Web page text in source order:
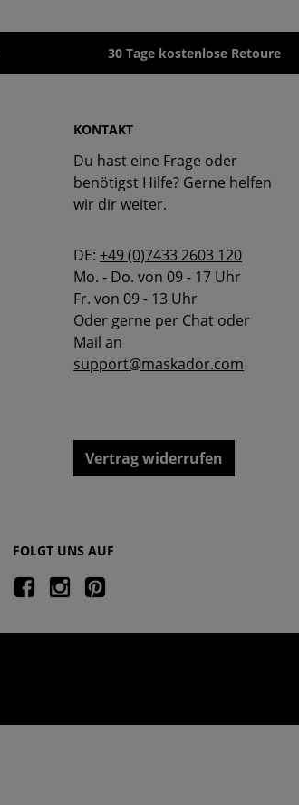
30 Tage kostenlose Retoure
KONTAKT
Du hast eine Frage oder
benötigst Hilfe? Gerne helfen
wir dir weiter.
DE:+49 (0)7433 2603 120
Mo. - Do. von 09 - 17 Uhr
Fr. von 09 - 13 Uhr
Oder gerne per Chat oder
Mail an
support@maskador.com
Vertrag widerrufen
FOLGT UNS AUF